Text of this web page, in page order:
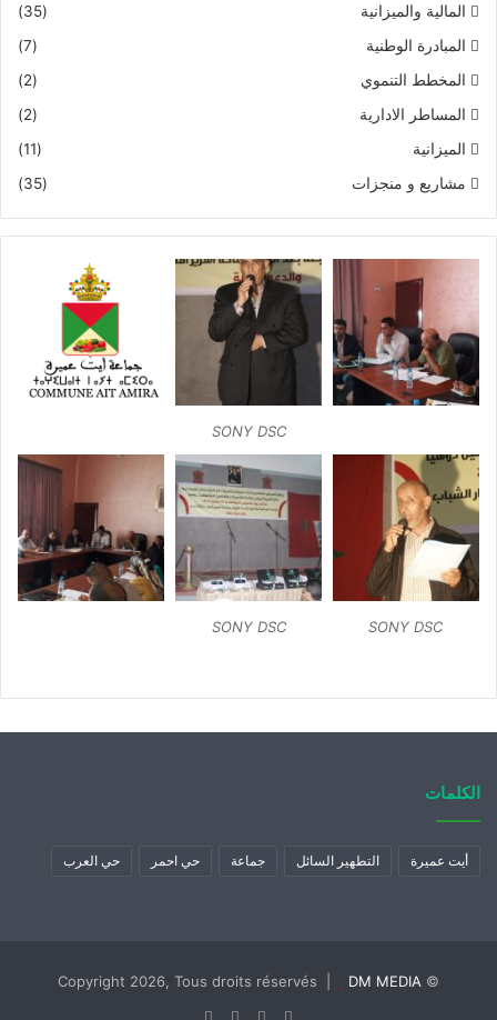
المالية والميزانية
(35)
المبادرة الوطنية
(7)
المخطط التنموي
(2)
المساطر الادارية
(2)
الميزانية
(11)
مشاريع و منجزات
(35)
SONY DSC
SONY DSC
SONY DSC
الكلمات
أيت عميرة التطهير السائل جماعة حي احمر حي العرب
© Copyright 2026, Tous droits réservés |
DM MEDIA
Facebook
Twitter
YouTube